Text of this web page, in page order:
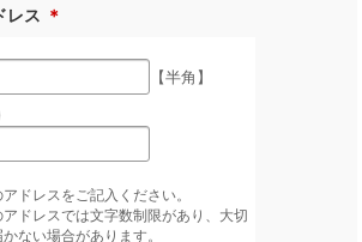
レス ＊
【半角】
ドレスをご記入ください。
ドレスでは文字数制限があり、大切
ない場合があります。